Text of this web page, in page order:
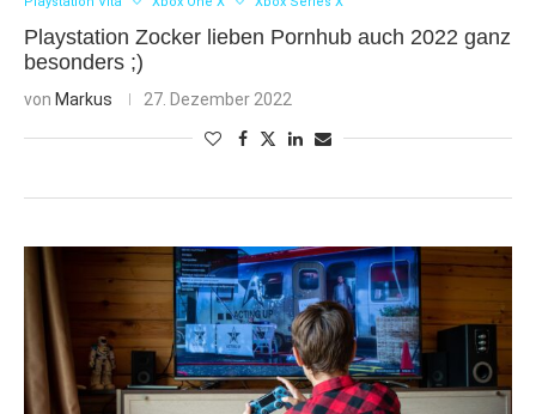
Playstation Zocker lieben Pornhub auch 2022 ganz
besonders ;)
von Markus 27. Dezember 2022